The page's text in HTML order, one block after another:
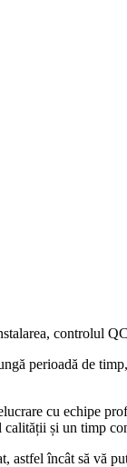
controlul
perioadă de
cu echipe
calității și un timp
încât să vă